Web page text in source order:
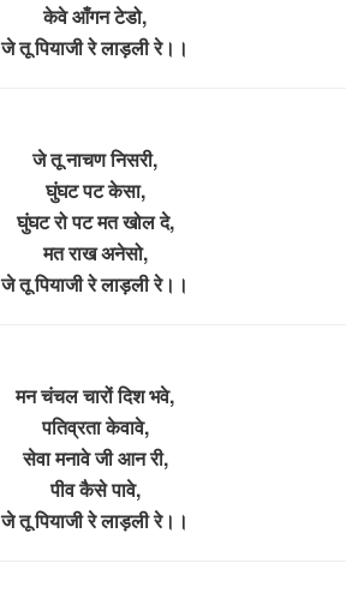
केवे आँगन टेडो,
जे तू पियाजी रे लाड़ली रे।।
जे तू नाचण निसरी,
घुंघट पट केसा,
घुंघट रो पट मत खोल दे,
मत राख अनेसो,
जे तू पियाजी रे लाड़ली रे।।
मन चंचल चारों दिश भवे,
पतिव्रता केवावे,
सेवा मनावे जी आन री,
पीव कैसे पावे,
जे तू पियाजी रे लाड़ली रे।।